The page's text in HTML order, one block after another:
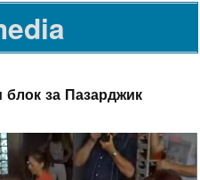
за Пазарджик